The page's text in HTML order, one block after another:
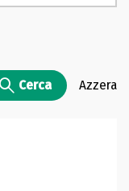
Cerca Azzera